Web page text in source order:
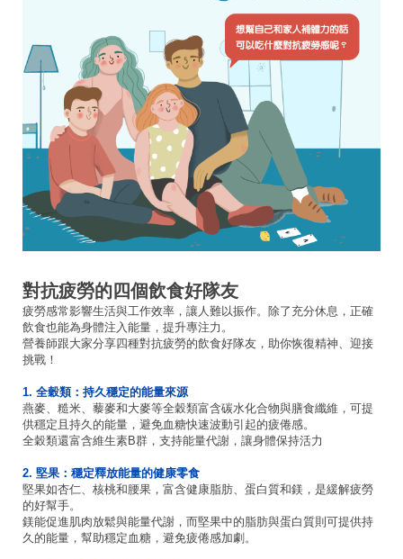
對抗疲勞的四個飲食好隊友
疲勞感常影響生活與工作效率，讓人難以振作。除了充分休息，正確
飲食也能為身體注入能量，提升專注力。
營養師跟大家分享四種對抗疲勞的飲食好隊友，助你恢復精神、迎接
挑戰！
1. 全穀類：持久穩定的能量來源
燕麥、糙米、藜麥和大麥等全穀類富含碳水化合物與膳食纖維，可提
供穩定且持久的能量，避免血糖快速波動引起的疲倦感。
全穀類還富含維生素B群，支持能量代謝，讓身體保持活力
2. 堅果：穩定釋放能量的健康零食
堅果如杏仁、核桃和腰果，富含健康脂肪、蛋白質和鎂，是緩解疲勞
的好幫手。
鎂能促進肌肉放鬆與能量代謝，而堅果中的脂肪與蛋白質則可提供持
久的能量，幫助穩定血糖，避免疲倦感加劇。